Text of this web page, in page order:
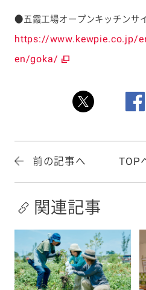
●五霞工場オープンキッチンサ
https://www.kewpie.co.jp/
en/goka/
前の記事へ TOP
関連記事